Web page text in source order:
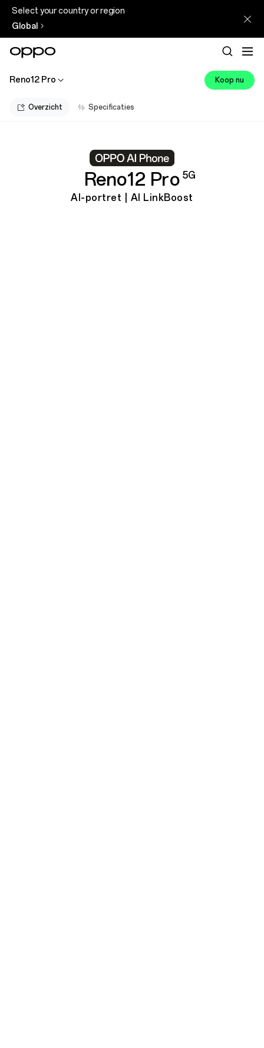
Select your country or region
Global
Reno12 Pro Koop nu
Overzicht Specificaties
Reno12 Pro 5G
AI-portret | AI LinkBoost